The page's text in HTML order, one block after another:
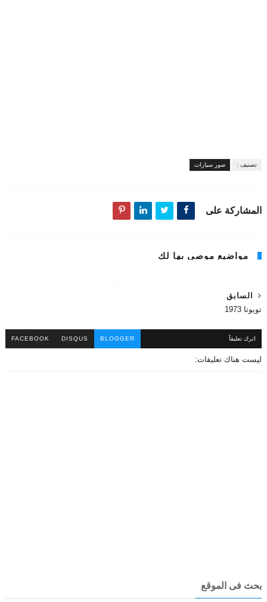
تصنيف : صور سيارات
المشاركة على
مواضيع موصى بها لك
السابق
تويوتا 1973
اترك تعليقاً BLOGGER
DISQUS
FACEBOOK
ليست هناك تعليقات:
بحث فى الموقع